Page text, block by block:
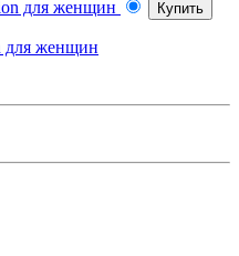
Купить
для женщин